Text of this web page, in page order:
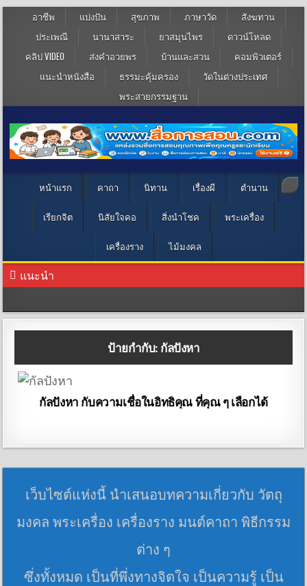
อาชีพ แบ่งปัน สุขภาพ ภาษาวัด
สังฆทาน
ประเพณี
นานาสาระ ยาสมุนไพร
ดาวน์โหลด
คลิป VIDEO
ส่งคำอวยพร บ้านและสวน
คอมพิวเตอร์
แนะนำหนังสือ
ธรรมะคุ้มครอง
วัดในต่างประเทศ
พระสายกรรมฐาน
หน้าแรก คาถา นิทาน เรื่องผี ตำนาน
เรียกจิต นิสัยใจคอ สิ่งนำโชค พระเครื่อง
เครื่องราง ไม้มงคล
แนะนำ
ป้ายกำกับ: กัลปังหา
กัลปังหา กับความเชื่อในอิทธิคุณ ที่คุณ ๆ เลือกได้
เว็บไซต์แห่งนี้ นำเสนอบทความเกี่ยวกับ วัตถุ
มงคล พระเครื่อง เครื่องราง มนต์คาถา พิธีกรรม
ต่าง ๆ
ซึ่งทั้งหมด เป็นที่พึ่งทางจิตใจ เป็นความรู้ เป็น